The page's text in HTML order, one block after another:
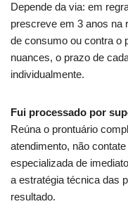
Depende da via: em
prescreve em 3 anos na
de consumo ou contra o
nuances, o prazo de
individualmente.
Fui processado por
Reúna o prontuário
atendimento, não
especializada de
a estratégia técnica das
resultado.